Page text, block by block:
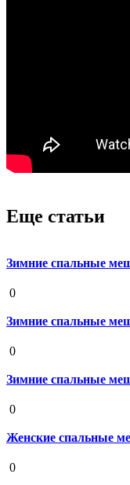
Еще статьи
Зимние спальные
0
Зимние спальные
0
Зимние спальные
0
Женские спальные
0